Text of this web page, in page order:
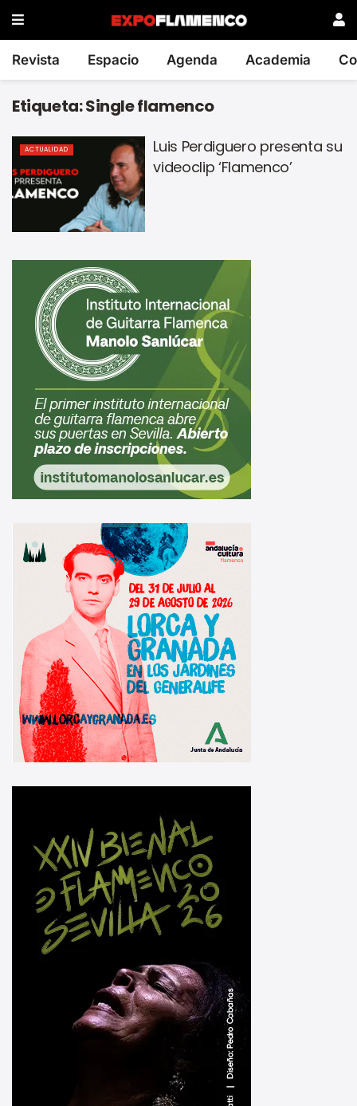
Revista Espacio Agenda Academia
Etiqueta:Single flamenco
ACTUALIDAD
Luis Perdiguero presenta su
videoclip ‘Flamenco’